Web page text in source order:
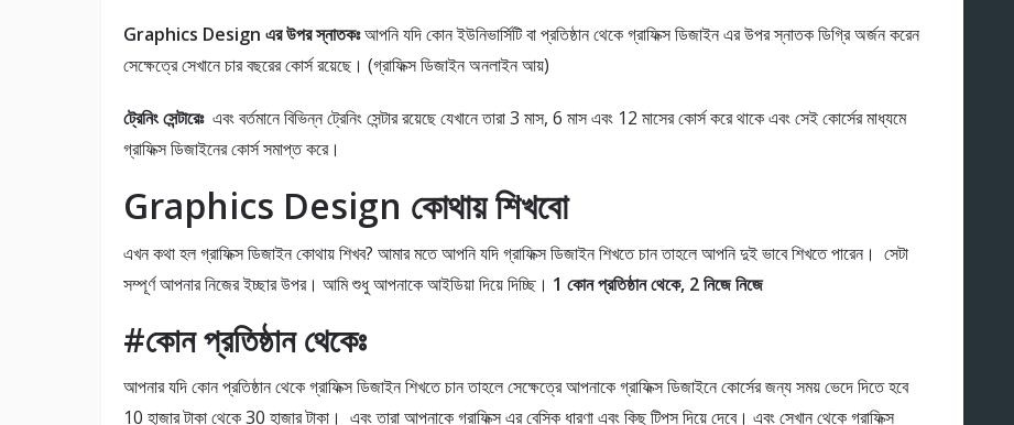
Graphics Design এর উপর স্নাতকঃআপনি যদি কোন ইউনিভার্সিটি বা প্রতিষ্ঠান থেকে গ্রাফিক্স ডিজাইন এর উপর স্নাতক ডিগ্রি অর্জন করেন
সেক্ষেত্রে সেখানে চার বছরের কোর্স রয়েছে। (গ্রাফিক্স ডিজাইন অনলাইন আয়)
ট্রেনিং সেন্টারেঃ এবং বর্তমানে বিভিন্ন ট্রেনিং সেন্টার রয়েছে যেখানে তারা 3 মাস, 6 মাস এবং 12 মাসের কোর্স করে থাকে এবং সেই কোর্সের মাধ্যমে
গ্রাফিক্স ডিজাইনের কোর্স সমাপ্ত করে।
Graphics Design কোথায় শিখবো
এখন কথা হল গ্রাফিক্স ডিজাইন কোথায় শিখব? আমার মতে আপনি যদি গ্রাফিক্স ডিজাইন শিখতে চান তাহলে আপনি দুই ভাবে শিখতে পারেন। সেটা
সম্পূর্ণ আপনার নিজের ইচ্ছার উপর। আমি শুধু আপনাকে আইডিয়া দিয়ে দিচ্ছি। 1 কোন প্রতিষ্ঠান থেকে, 2 নিজে নিজে
#কোন প্রতিষ্ঠান থেকেঃ
আপনার যদি কোন প্রতিষ্ঠান থেকে গ্রাফিক্স ডিজাইন শিখতে চান তাহলে সেক্ষেত্রে আপনাকে গ্রাফিক্স ডিজাইনে কোর্সের জন্য সময় ভেদে দিতে হবে
10 হাজার টাকা থেকে 30 হাজার টাকা। এবং তারা আপনাকে গ্রাফিক্স এর বেসিক ধারণা এবং কিছু টিপস দিয়ে দেবে। এবং সেখান থেকে গ্রাফিক্স